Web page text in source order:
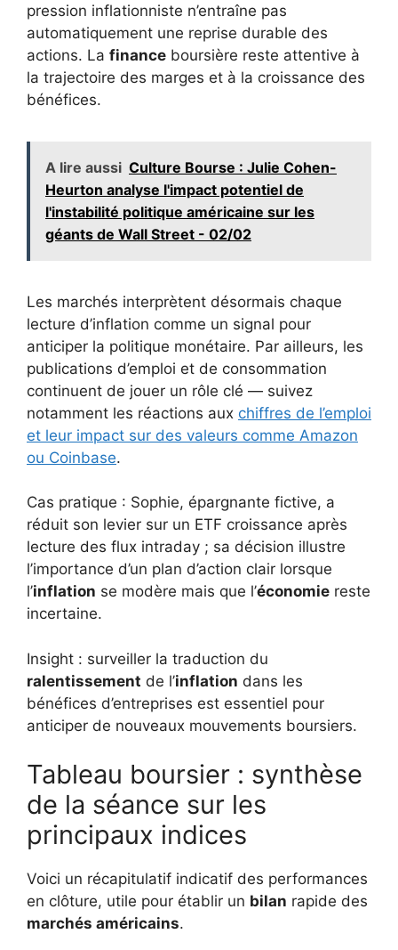
pression inflationniste n’entraîne pas
automatiquement une reprise durable des
actions. La finance boursière reste attentive à
la trajectoire des marges et à la croissance des
bénéfices.
A lire aussi Culture Bourse : Julie Cohen-
Heurton analyse l'impact potentiel de
l'instabilité politique américaine sur les
géants de Wall Street - 02/02
Les marchés interprètent désormais chaque
lecture d’inflation comme un signal pour
anticiper la politique monétaire. Par ailleurs, les
publications d’emploi et de consommation
continuent de jouer un rôle clé — suivez
notamment les réactions aux chiffres de l’emploi
et leur impact sur des valeurs comme Amazon
ou Coinbase.
Cas pratique : Sophie, épargnante fictive, a
réduit son levier sur un ETF croissance après
lecture des flux intraday ; sa décision illustre
l’importance d’un plan d’action clair lorsque
l’inflation se modère mais que l’économie reste
incertaine.
Insight : surveiller la traduction du
ralentissement de l’inflation dans les
bénéfices d’entreprises est essentiel pour
anticiper de nouveaux mouvements boursiers.
Tableau boursier : synthèse
de la séance sur les
principaux indices
Voici un récapitulatif indicatif des performances
en clôture, utile pour établir un bilan rapide des
marchés américains.